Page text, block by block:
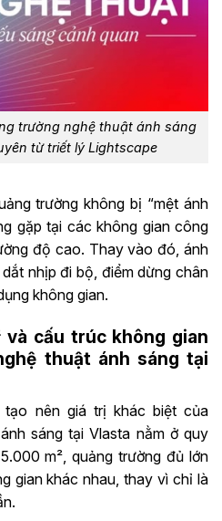
trường nghệ thuật ánh sáng
từ triết lý Lightscape
trường không bị “mệt ánh
gặp tại các không gian công
độ cao. Thay vào đó, ánh
nhịp đi bộ, điểm dừng chân
không gian.
và cấu trúc không gian
thuật ánh sáng tại
nên giá trị khác biệt của
sáng tại Vlasta nằm ở quy
m², quảng trường đủ lớn
gian khác nhau, thay vì chỉ là